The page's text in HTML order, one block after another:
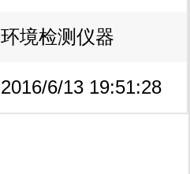
环境检测仪器
2016/6/13 19:51:28